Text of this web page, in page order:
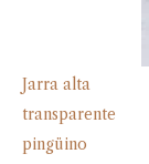
Jarra alta
transparente
pingüino